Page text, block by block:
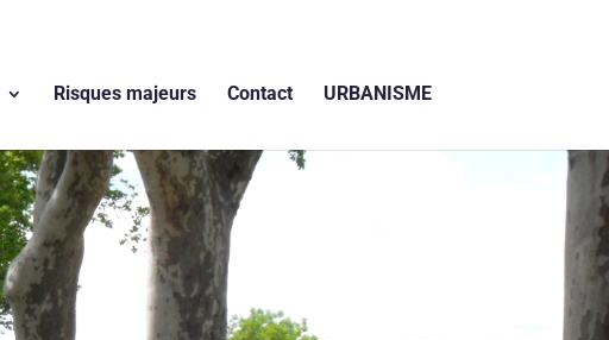
Risques majeurs Contact
URBANISME